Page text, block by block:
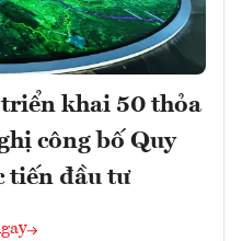
khai 50 thỏa
công bố Quy
tiến đầu tư